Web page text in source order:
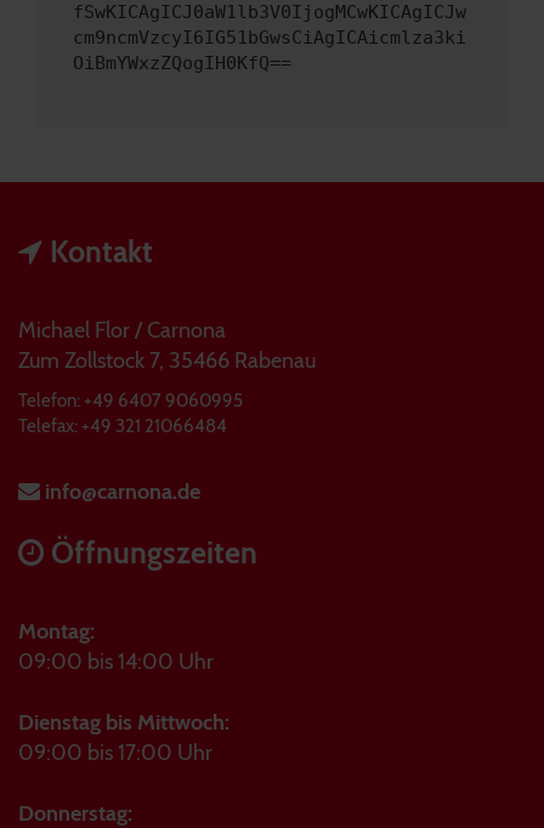
fSwKICAgICJ0aW1lb3V0IjogMCwKICAgICJw
cm9ncmVzcyI6IG51bGwsCiAgICAicmlza3ki
OiBmYWxzZQogIH0KfQ==
Kontakt
Michael Flor / Carnona
Zum Zollstock 7, 35466 Rabenau
Telefon: +49 6407 9060995
Telefax: +49 321 21066484
info@carnona.de
Öffnungszeiten
Montag:
09:00 bis 14:00 Uhr
Dienstag bis Mittwoch:
09:00 bis 17:00 Uhr
Donnerstag: